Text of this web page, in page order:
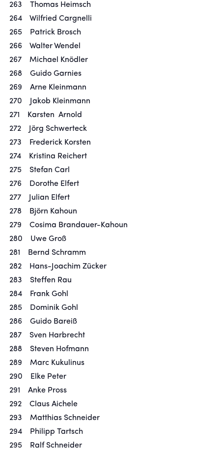
263 Thomas Heimsch
264 Wilfried Cargnelli
265 Patrick Brosch
266 Walter Wendel
267 Michael Knödler
268 Guido Garnies
269 Arne Kleinmann
270 Jakob Kleinmann
271 Karsten Arnold
272 Jörg Schwerteck
273 Frederick Korsten
274 Kristina Reichert
275 Stefan Carl
276 Dorothe Elfert
277 Julian Elfert
278 Björn Kahoun
279 Cosima Brandauer-Kahoun
280 Uwe Groß
281 Bernd Schramm
282 Hans-Joachim Zücker
283 Steffen Rau
284 Frank Gohl
285 Dominik Gohl
286 Guido Bareiß
287 Sven Harbrecht
288 Steven Hofmann
289 Marc Kukulinus
290 Elke Peter
291 Anke Pross
292 Claus Aichele
293 Matthias Schneider
294 Philipp Tartsch
295 Ralf Schneider